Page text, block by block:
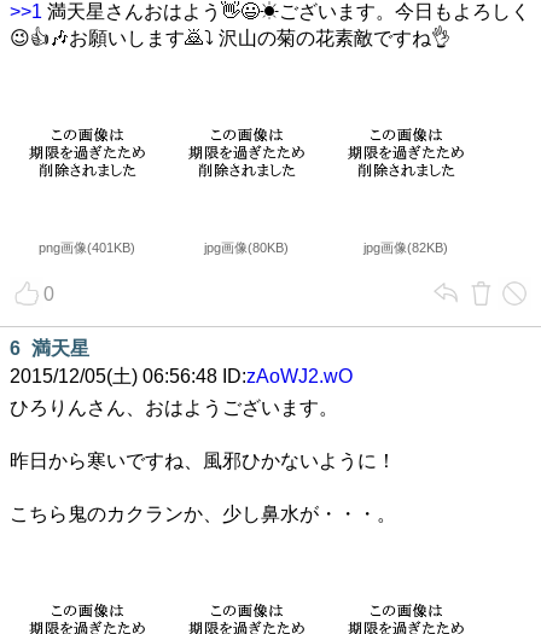
>>1 満天星さんおはよう👋😃☀ございます。今日もよろしく
😉👍🎶お願いします🙇⤵ 沢山の菊の花素敵ですね👌
png画像(401KB) jpg画像(80KB) jpg画像(82KB)
0
6 満天星
2015/12/05(土) 06:56:48 ID:zAoWJ2.wO
ひろりんさん、おはようございます。
昨日から寒いですね、風邪ひかないように！
こちら鬼のカクランか、少し鼻水が・・・。